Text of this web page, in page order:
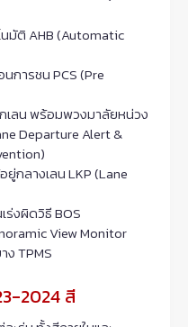
มัติ AHB (Automatic
การชน PCS (Pre
เลน พร้อมพวงมาลัยหน่วง
Departure Alert &
กลางเลน LKP (Lane
ร่งผิดวิธี BOS
View Monitor
ง TPMS
2024 สี